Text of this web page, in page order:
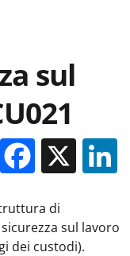
sul
X
di
sul lavoro
dei custodi).